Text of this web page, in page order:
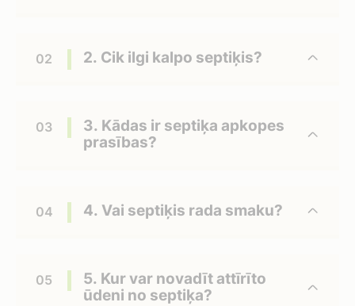
2. Cik ilgi kalpo septiķis?
3. Kādas ir septiķa apkopes
prasības?
4. Vai septiķis rada smaku?
5. Kur var novadīt attīrīto
ūdeni no septiķa?